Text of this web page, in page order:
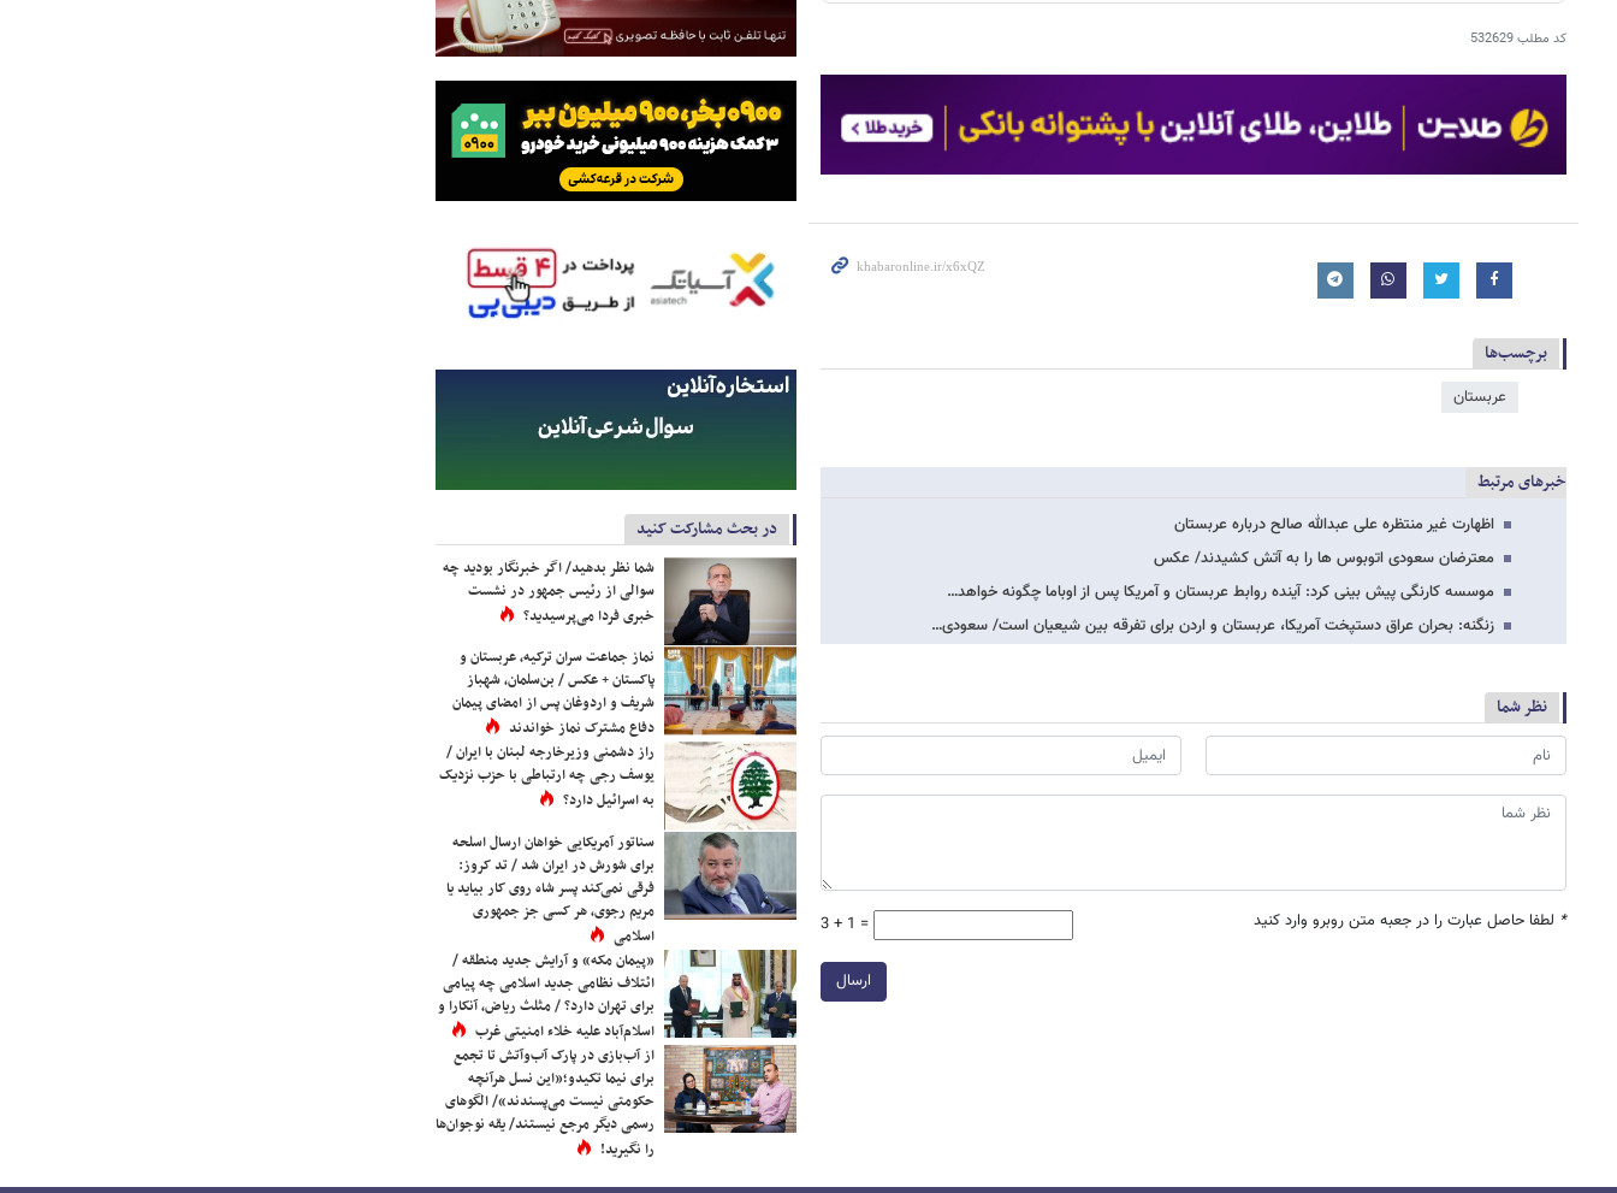
کد مطلب532629
برچسب‌ها
عربستان
خبرهای مرتبط
اظهارت غیر منتظره علی عبدالله صالح درباره عربستان
معترضان سعودی اتوبوس ها را به آتش کشیدند/ عکس
موسسه کارنگی پیش بینی کرد: آینده روابط عربستان و آمریکا پس از اوباما چگونه خواهد…
زنگنه: بحران عراق دستپخت آمریکا، عربستان و اردن برای تفرقه بین شیعیان است/ سعودی…
نظر شما
* لطفا حاصل عبارت را در جعبه متن روبرو وارد کنید 3 + 1 =
ارسال
در بحث مشارکت کنید
شما نظر بدهید/ اگر خبرنگار بودید چه
سوالی از رئیس جمهور در نشست
خبری فردا می‌پرسیدید؟
نماز جماعت سران ترکیه، عربستان و
پاکستان + عکس / بن‌سلمان، شهباز
شریف و اردوغان پس از امضای پیمان
دفاع مشترک نماز خواندند
راز دشمنی وزیرخارجه لبنان با ایران /
یوسف رجی چه ارتباطی با حزب نزدیک
به اسرائیل دارد؟
سناتور آمریکایی خواهان ارسال اسلحه
برای شورش در ایران شد / تد کروز:
فرقی نمی‌کند پسر شاه روی کار بیاید یا
مریم رجوی، هر کسی جز جمهوری
اسلامی
«پیمان مکه» و آرایش جدید منطقه /
ائتلاف نظامی جدید اسلامی چه پیامی
برای تهران دارد؟ / مثلث ریاض، آنکارا و
اسلام‌آباد علیه خلاء امنیتی غرب
از آب‌بازی در پارک آب‌وآتش تا تجمع
برای نیما تکیدو؛«این نسل هرآنچه
حکومتی نیست می‌پسندند»/ الگوهای
رسمی دیگر مرجع نیستند/ یقه نوجوان‌ها
را نگیرید!